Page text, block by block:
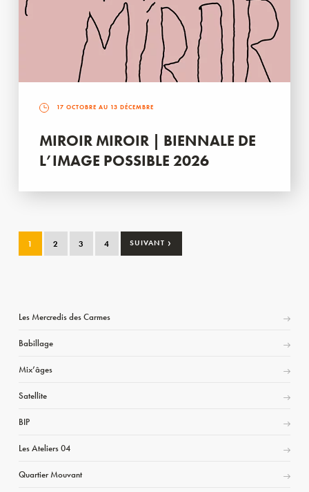
17 OCTOBRE AU 13 DÉCEMBRE
MIROIR MIROIR | BIENNALE DE
L’IMAGE POSSIBLE 2026
1 2 3 4 SUIVANT ›
Les Mercredis des Carmes
Babillage
Mix’âges
Satellite
BIP
Les Ateliers 04
Quartier Mouvant